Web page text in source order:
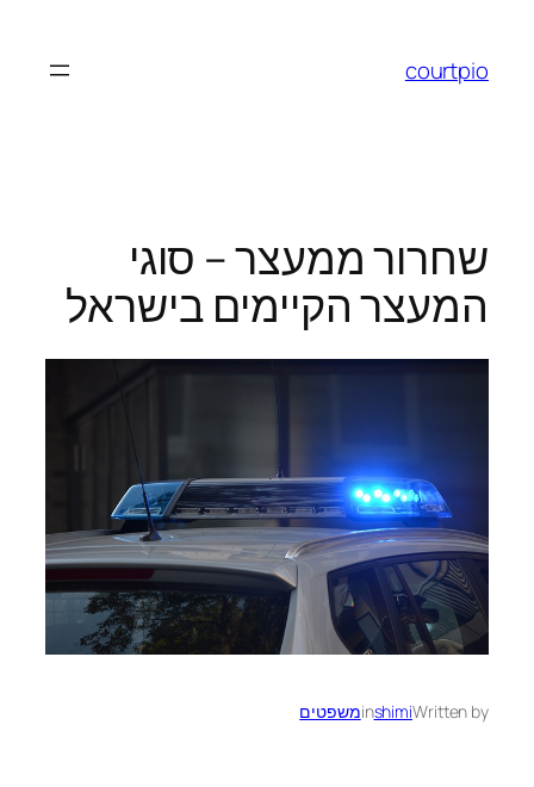
courtpio
שחרור ממעצר – סוגי
המעצר הקיימים בישראל
Written by
shimi
inמשפטים